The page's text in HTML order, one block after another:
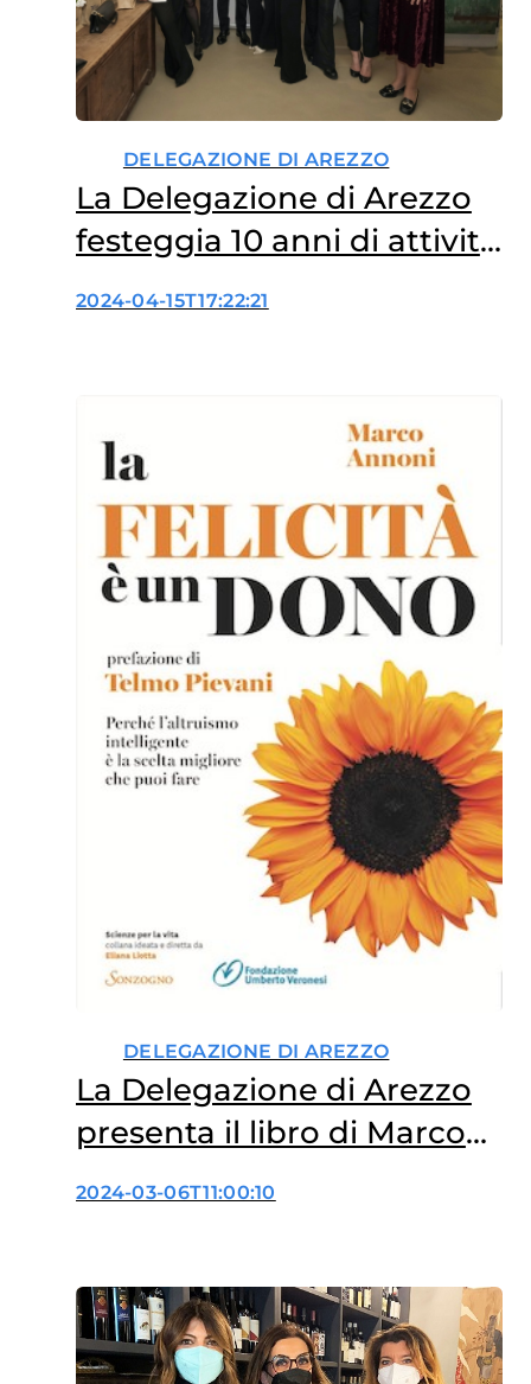
DELEGAZIONE DI AREZZO
La Delegazione di Arezzo
festeggia 10 anni di attività
al fianco di Fondazione
2024-04-15T17:22:21
DELEGAZIONE DI AREZZO
La Delegazione di Arezzo
presenta il libro di Marco
Annoni “La felicità è un
2024-03-06T11:00:10